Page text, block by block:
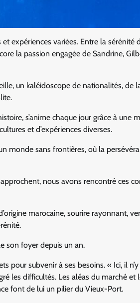
expériences variées. Entre la sérénité
la passion engagée de Sandrine,
un kaléidoscope de nationalités, de
s’anime chaque jour grâce à
et d’expériences diverses.
monde sans frontières, où la
nous avons rencontré ces
marocaine, sourire rayonnant,
son foyer depuis un an.
pour subvenir à ses besoins. « Ici, il
les difficultés. Les aléas du marché
font de lui un pilier du Vieux-Port.